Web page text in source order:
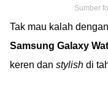
Sumber
Tak mau kalah
Samsung Galaxy
keren dan stylish di